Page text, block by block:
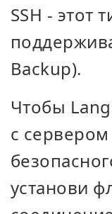
SSH - этот
Backup).
Чтобы
с
установи